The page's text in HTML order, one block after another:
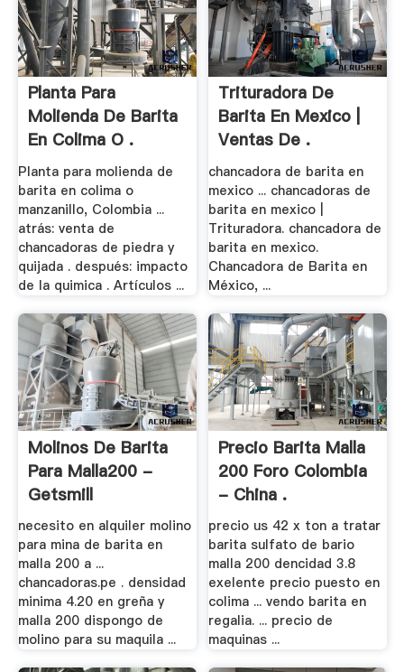
Planta Para
Molienda De Barita
En Colima O .
Planta para molienda de
barita en colima o
manzanillo, Colombia ...
atrás: venta de
chancadoras de piedra y
quijada . después: impacto
de la quimica . Artículos ...
Trituradora De
Barita En Mexico |
Ventas De .
chancadora de barita en
mexico ... chancadoras de
barita en mexico |
Trituradora. chancadora de
barita en mexico.
Chancadora de Barita en
México, ...
Molinos De Barita
Para Malla200 -
Getsmill
necesito en alquiler molino
para mina de barita en
malla 200 a ...
chancadoras.pe . densidad
minima 4.20 en greña y
malla 200 dispongo de
molino para su maquila ...
Precio Barita Malla
200 Foro Colombia
- China .
precio us 42 x ton a tratar
barita sulfato de bario
malla 200 dencidad 3.8
exelente precio puesto en
colima ... vendo barita en
regalia. ... precio de
maquinas ...